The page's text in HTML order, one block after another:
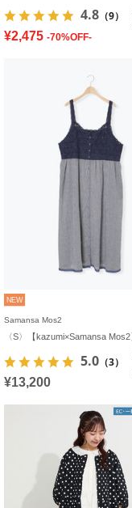
4.8 （9）
¥2,475 -70%OFF-
NEW
Samansa Mos2
5.0 （3）
¥13,200